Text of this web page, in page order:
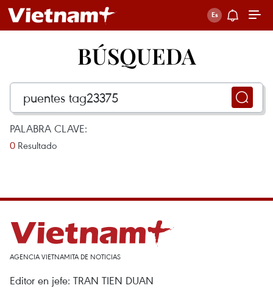
BÚSQUEDA
PALABRA CLAVE:
0 Resultado
AGENCIA VIETNAMITA DE NOTICIAS
Editor en jefe: TRAN TIEN DUAN